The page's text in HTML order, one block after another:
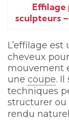
Effilage
sculpteurs
L’effilage
cheveux
mouvement
une coupe. Il
techniques
structurer ou
rendu